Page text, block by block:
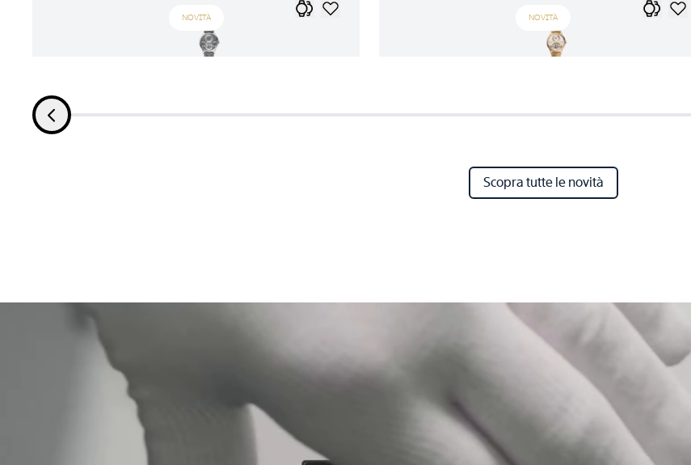
NOVITÀ NOVITÀ
Scopra tutte le novità